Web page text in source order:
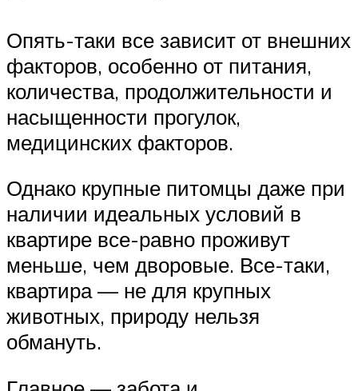
Опять-таки все зависит от внешних
факторов, особенно от питания,
количества, продолжительности и
насыщенности прогулок,
медицинских факторов.
Однако крупные питомцы даже при
наличии идеальных условий в
квартире все-равно проживут
меньше, чем дворовые. Все-таки,
квартира — не для крупных
животных, природу нельзя
обмануть.